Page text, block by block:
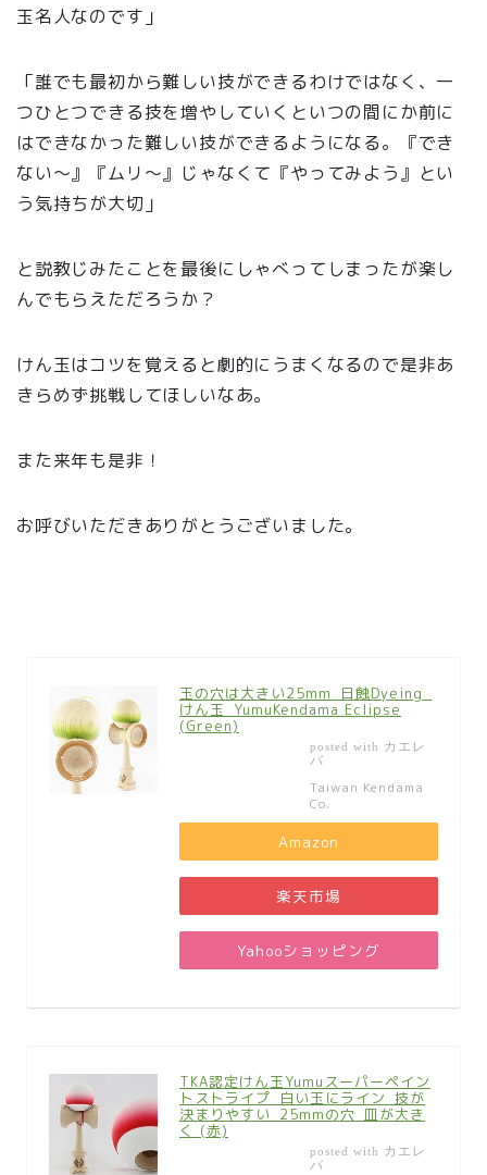
玉名人なのです」
「誰でも最初から難しい技ができるわけではなく、一
つひとつできる技を増やしていくといつの間にか前に
はできなかった難しい技ができるようになる。『でき
ない～』『ムリ～』じゃなくて『やってみよう』とい
う気持ちが大切」
と説教じみたことを最後にしゃべってしまったが楽し
んでもらえただろうか？
けん玉はコツを覚えると劇的にうまくなるので是非あ
きらめず挑戦してほしいなあ。
また来年も是非！
お呼びいただきありがとうございました。
玉の穴は大きい25mm_日蝕Dyeing_
けん玉_YumuKendama Eclipse
(Green)
posted with カエレ
バ
Taiwan Kendama
Co.
Amazon
楽天市場
Yahooショッピング
TKA認定けん玉Yumuスーパーペイン
トストライプ_白い玉にライン_技が
決まりやすい_25mmの穴_皿が大き
く (赤)
posted with カエレ
バ